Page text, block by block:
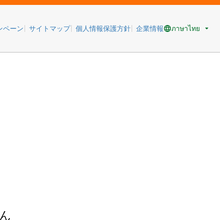
ペーン サイトマップ 個人情報保護方針 企業情報 ภาษาไทย